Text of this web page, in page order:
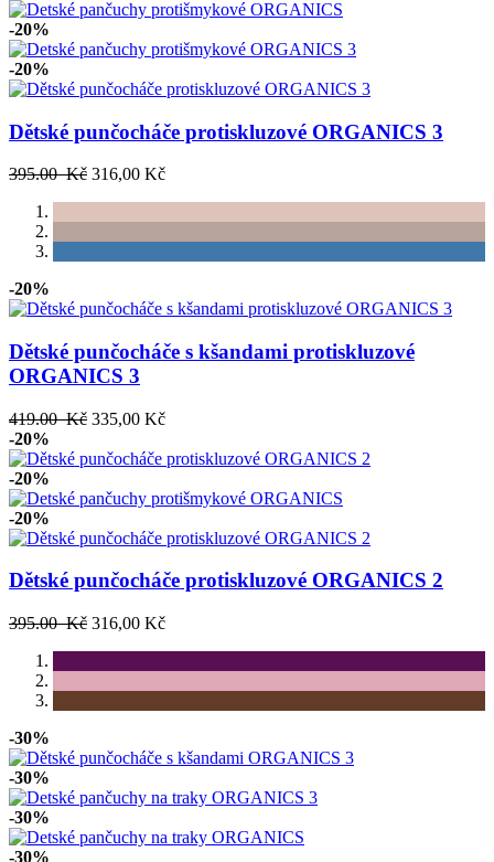
-20%
-20%
Dětské punčocháče protiskluzové ORGANICS 3
395.00 Kč 316,00 Kč
-20%
Dětské punčocháče s kšandami protiskluzové
ORGANICS 3
419.00 Kč 335,00 Kč
-20%
-20%
-20%
Dětské punčocháče protiskluzové ORGANICS 2
395.00 Kč 316,00 Kč
-30%
-30%
-30%
-30%